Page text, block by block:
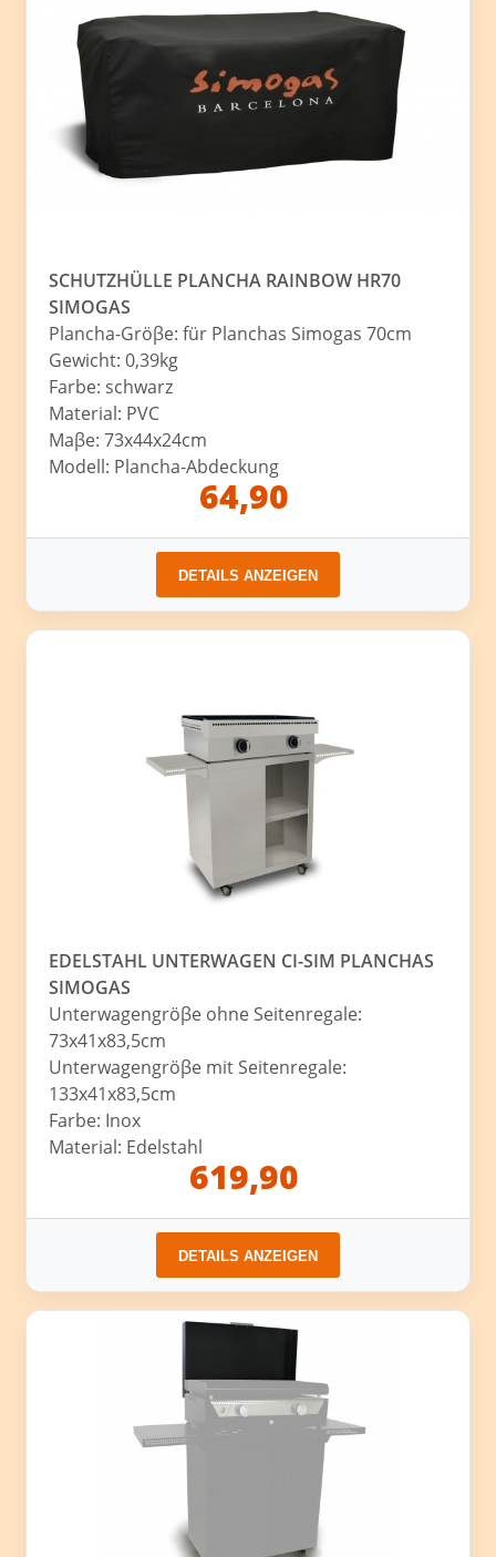
SCHUTZHÜLLE PLANCHA RAINBOW HR70
SIMOGAS
Plancha-Gröβe: für Planchas Simogas 70cm
Gewicht: 0,39kg
Farbe: schwarz
Material: PVC
Maβe: 73x44x24cm
Modell: Plancha-Abdeckung
64,90
DETAILS ANZEIGEN
EDELSTAHL UNTERWAGEN CI-SIM PLANCHAS
SIMOGAS
Unterwagengröβe ohne Seitenregale:
73x41x83,5cm
Unterwagengröβe mit Seitenregale:
133x41x83,5cm
Farbe: Inox
Material: Edelstahl
619,90
DETAILS ANZEIGEN